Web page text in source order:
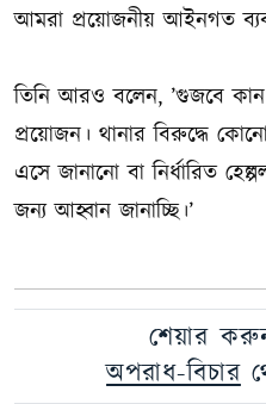
আমরা প্রয়োজনীয় আইনগত
তিনি আরও বলেন, ’গুজবে কান
প্রয়োজন। থানার বিরুদ্ধে
এসে জানানো বা নির্ধারিত
জন্য আহ্বান জানাচ্ছি।’
শেয়ার
অপরাধ-বিচার